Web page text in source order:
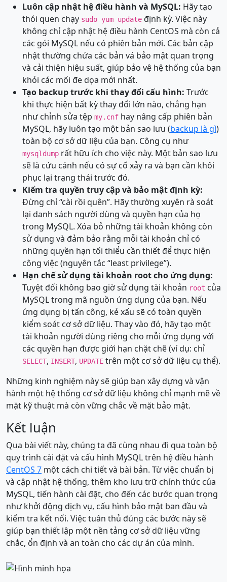
Luôn cập nhật hệ điều hành và MySQL: Hãy tạo
thói quen chạy sudo yum update định kỳ. Việc này
không chỉ cập nhật hệ điều hành CentOS mà còn cả
các gói MySQL nếu có phiên bản mới. Các bản cập
nhật thường chứa các bản vá bảo mật quan trọng
và cải thiện hiệu suất, giúp bảo vệ hệ thống của bạn
khỏi các mối đe dọa mới nhất.
Tạo backup trước khi thay đổi cấu hình: Trước
khi thực hiện bất kỳ thay đổi lớn nào, chẳng hạn
như chỉnh sửa tệp my.cnf hay nâng cấp phiên bản
MySQL, hãy luôn tạo một bản sao lưu (backup là gì)
toàn bộ cơ sở dữ liệu của bạn. Công cụ như
mysqldump rất hữu ích cho việc này. Một bản sao lưu
sẽ là cứu cánh nếu có sự cố xảy ra và bạn cần khôi
phục lại trạng thái trước đó.
Kiểm tra quyền truy cập và bảo mật định kỳ:
Đừng chỉ “cài rồi quên”. Hãy thường xuyên rà soát
lại danh sách người dùng và quyền hạn của họ
trong MySQL. Xóa bỏ những tài khoản không còn
sử dụng và đảm bảo rằng mỗi tài khoản chỉ có
những quyền hạn tối thiểu cần thiết để thực hiện
công việc (nguyên tắc “least privilege”).
Hạn chế sử dụng tài khoản root cho ứng dụng:
Tuyệt đối không bao giờ sử dụng tài khoản root của
MySQL trong mã nguồn ứng dụng của bạn. Nếu
ứng dụng bị tấn công, kẻ xấu sẽ có toàn quyền
kiểm soát cơ sở dữ liệu. Thay vào đó, hãy tạo một
tài khoản người dùng riêng cho mỗi ứng dụng với
các quyền hạn được giới hạn chặt chẽ (ví dụ: chỉ
SELECT, INSERT, UPDATE trên một cơ sở dữ liệu cụ thể).
Những kinh nghiệm này sẽ giúp bạn xây dựng và vận
hành một hệ thống cơ sở dữ liệu không chỉ mạnh mẽ về
mặt kỹ thuật mà còn vững chắc về mặt bảo mật.
Kết luận
Qua bài viết này, chúng ta đã cùng nhau đi qua toàn bộ
quy trình cài đặt và cấu hình MySQL trên hệ điều hành
CentOS 7 một cách chi tiết và bài bản. Từ việc chuẩn bị
và cập nhật hệ thống, thêm kho lưu trữ chính thức của
MySQL, tiến hành cài đặt, cho đến các bước quan trọng
như khởi động dịch vụ, cấu hình bảo mật ban đầu và
kiểm tra kết nối. Việc tuân thủ đúng các bước này sẽ
giúp bạn thiết lập một nền tảng cơ sở dữ liệu vững
chắc, ổn định và an toàn cho các dự án của mình.